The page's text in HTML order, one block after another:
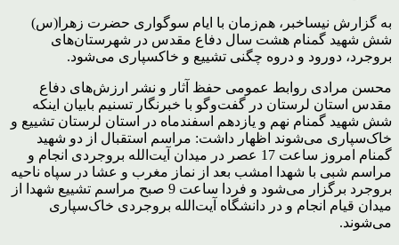
به گزارش نیساخبر، هم‌زمان با ایام سوگواری حضرت زهرا(س)
شش شهید گمنام هشت سال دفاع مقدس در شهرستان‌های
بروجرد، دورود و دروه چگنی تشییع و خاکسپاری می‌شود.
محسن مرادی روابط عمومی حفظ آثار و نشر ارزش‌های دفاع
مقدس استان لرستان در گفت‌وگو با خبرنگار تسنیم بابیان اینکه
شش شهید گمنام نهم و یازدهم اسفندماه در استان لرستان تشییع و
خاک‌سپاری می‌شوند اظهار داشت: مراسم استقبال از دو شهید
گمنام امروز ساعت 17 عصر در میدان آیت‌الله بروجردی انجام و
مراسم شبی با شهدا امشب بعد از نماز مغرب و عشا در سپاه ناحیه
بروجرد برگزار می‌شود و فردا ساعت 9 صبح مراسم تشییع شهدا از
میدان قیام انجام و در دانشگاه آیت‌الله بروجردی خاک‌سپاری
می‌شوند.